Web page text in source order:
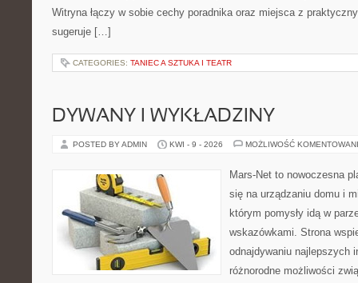
Witryna łączy w sobie cechy poradnika oraz miejsca z
sugeruje […]
CATEGORIES: TANIEC A SZTUKA I TEATR
DYWANY I WYKŁADZINY
POSTED BY ADMIN KWI - 9 - 2026 MOŻLIWOŚĆ
Mars-Net to nowoczesna
się na urządzaniu domu i
którym pomysły idą w
wskazówkami. Strona
odnajdywaniu najlepszych
różnorodne możliwości